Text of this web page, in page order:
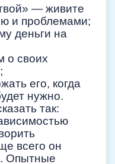
— живите
и проблемами;
деньги на
о своих
его, когда
нужно.
так:
всего он
Опытные